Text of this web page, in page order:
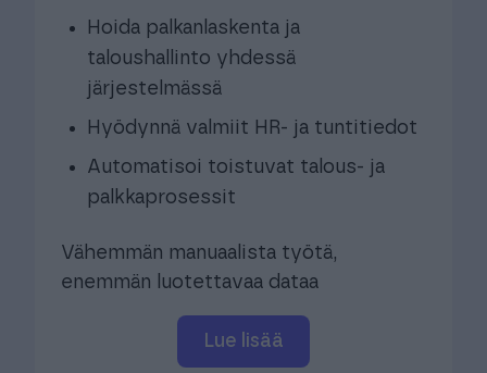
Hoida palkanlaskenta ja
taloushallinto yhdessä
järjestelmässä​
Hyödynnä valmiit HR- ja tuntitiedot​
Automatisoi toistuvat talous- ja
palkkaprosessit​
Vähemmän manuaalista työtä,
enemmän luotettavaa dataa​
Lue lisää